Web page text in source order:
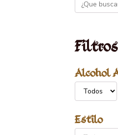
Filtros
Alcohol
Estilo